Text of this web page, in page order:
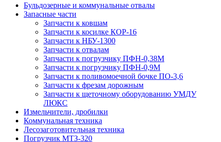
Бульдозерные и коммунальные отвалы
Запасные части
Запчасти к ковшам
Запчасти к косилке КОР-16
Запчасти к НБУ-1300
Запчасти к отвалам
Запчасти к погрузчику ПФН-0,38М
Запчасти к погрузчику ПФН-0,9М
Запчасти к поливомоечной бочке ПО-3,6
Запчасти к фрезам дорожным
Запчасти к щеточному оборудованию УМДУ
ЛЮКС
Измельчители, дробилки
Коммунальная техника
Лесозаготовительная техника
Погрузчик МТЗ-320